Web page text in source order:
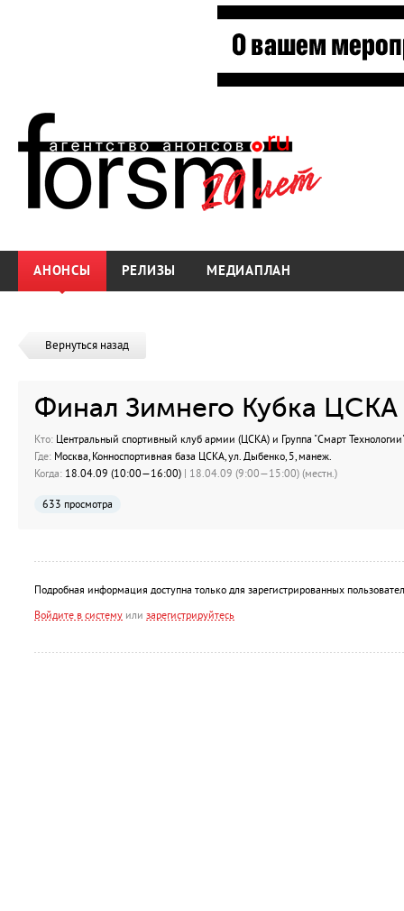
АНОНСЫ РЕЛИЗЫ МЕДИАПЛАН
Вернуться назад
Финал Зимнего Кубка ЦСКА
Кто: Центральный спортивный клуб армии (ЦСКА) и Группа "Смарт
Где: Москва, Конноспортивная база ЦСКА, ул. Дыбенко, 5, манеж.
Когда: 18.04.09 (10:00—16:00) | 18.04.09 (9:00—15:00) (местн.)
633 просмотра
Подробная информация доступна только для зарегистрированных
Войдите в систему или зарегистрируйтесь